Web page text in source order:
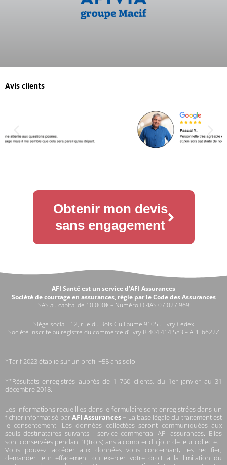
Avis clients
Obtenir mon devis
sans engagement
AFI Santé est un service d’AFI Assurances
Société de courtage en assurances, régie par le Code des Assurances
SAS au capital de 10 000€ – Numéro ORIAS 07 027 969
Siège social : 12, rue du Bois Guillaume 91055 Evry Cedex
Société inscrite au registre du commerce d’Evry B 404 414 583 – APE 6622Z
*Tarif 2023 établie sur un profil +55 ans solo
**Résultats enregistrés auprès de 1 760 clients, du 1er janvier au 31
décembre 2018.
Les informations recueillies dans le formulaire sont enregistrées dans un
fichier informatisé parAFI Assurances – La base légale du traitement est
le consentement. Les données collectées seront communiquées aux
seuls destinataires suivants : service commercial AFI assurances. Elles
sont conservées pendant 3 (trois) ans à compter du jour de leur collecte.
Vous pouvez accéder aux données vous concernant, les rectifier,
demander leur effacement ou exercer votre droit à la limitation du